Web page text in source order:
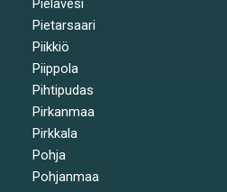
Pielavesi
Pietarsaari
Piikkiö
Piippola
Pihtipudas
Pirkanmaa
Pirkkala
Pohja
Pohjanmaa